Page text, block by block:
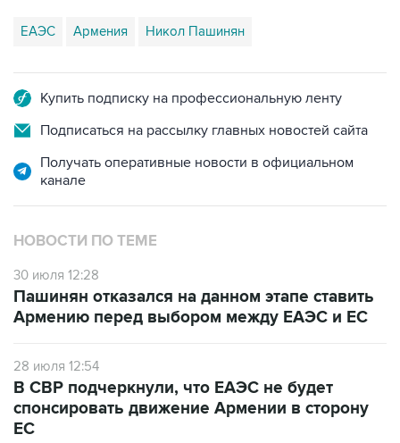
ЕАЭС Армения Никол Пашинян
Купить подписку на профессиональную ленту
Подписаться на рассылку главных новостей сайта
Получать оперативные новости в официальном
канале
НОВОСТИ ПО ТЕМЕ
30 июля 12:28
Пашинян отказался на данном этапе ставить
Армению перед выбором между ЕАЭС и ЕС
28 июля 12:54
В СВР подчеркнули, что ЕАЭС не будет
спонсировать движение Армении в сторону
ЕС